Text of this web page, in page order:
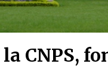
CNPS,